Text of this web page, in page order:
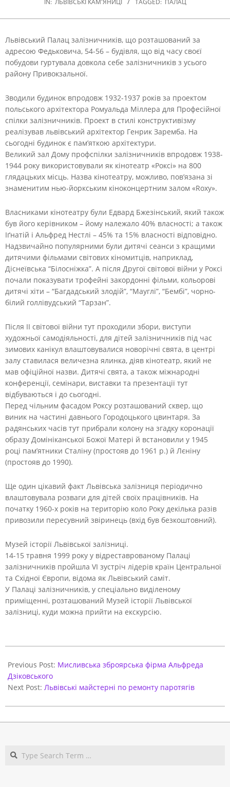
IN: ЛЬВІВСЬКІ КАМ'ЯНИЦІ TAGGED: ПАЛАЦ
Львівський Палац залізничників, що розташований за
адресою Федьковича, 54-56 – будівля, що від часу своєї
побудови гуртувала довкола себе залізничників з усього
району Привокзальної.
Зводили будинок впродовж 1932-1937 років за проектом
польського архітектора Ромуальда Міллера для Професійної
спілки залізничників. Проект в стилі конструктивізму
реалізував львівський архітектор Генрик Заремба. На
сьогодні будинок є пам’яткою архітектури.
Великий зал Дому профспілки залізничників впродовж 1938-
1944 року використовували як кінотеатр «Роксі» на 800
глядацьких місць. Назва кінотеатру, можливо, пов’язана зі
знаменитим нью-йоркським кіноконцертним залом «Roxy».
Власниками кінотеатру були Едвард Бжезінський, який також
був його керівником – йому належало 40% власності; а також
Іґнатій і Альфред Нестлі – 45% та 15% власності відповідно.
Надзвичайно популярними були дитячі сеанси з кращими
дитячими фільмами світових кіномитців, наприклад,
Діснеївська “Білосніжка”. А після Другої світової війни у Роксі
почали показувати трофейні закордонні фільми, кольорові
дитячі хіти – “Багдадський злодій”, “Мауглі”, “Бембі”, чорно-
білий голлівудський “Тарзан”.
Після ІІ світової війни тут проходили збори, виступи
художньої самодіяльності, для дітей залізничників під час
зимових канікул влаштовувалися новорічні свята, в центрі
залу ставилася величезна ялинка, діяв кінотеатр, який не
мав офіційної назви. Дитячі свята, а також міжнародні
конференції, семінари, виставки та презентації тут
відбуваються і до сьогодні.
Перед чільним фасадом Роксу розташований сквер, що
виник на частині давнього Городоцького цвинтаря. За
радянських часів тут прибрали колону на згадку коронації
образу Домініканської Божої Матері й встановили у 1945
році пам’ятники Сталіну (простояв до 1961 р.) й Лєніну
(простояв до 1990).
Ще один цікавий факт Львівська залізниця періодично
влаштовувала розваги для дітей своїх працівників. На
початку 1960-х років на територію коло Року декілька разів
привозили пересувний звіринець (вхід був безкоштовний).
Музей історії Львівської залізниці.
14-15 травня 1999 року у відреставрованому Палаці
залізничників пройшла VI зустріч лідерів країн Центральної
та Східної Європи, відома як Львівський саміт.
У Палаці залізничників, у спеціально виділеному
приміщенні, розташований Музей історії Львівської
залізниці, куди можна прийти на екскурсію.
03-
29
Previous Post: Мисливська зброярська фірма Альфреда
Дзіковського
Next Post: Львівські майстерні по ремонту паротягів